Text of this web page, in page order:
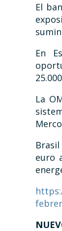
El
En
La
euro